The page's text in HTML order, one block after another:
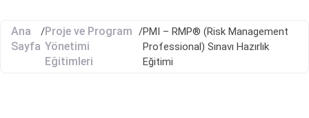
Ana
Sayfa
/Proje ve Program
Yönetimi
Eğitimleri
/PMI – RMP® (Risk Management
Professional) Sınavı Hazırlık
Eğitimi